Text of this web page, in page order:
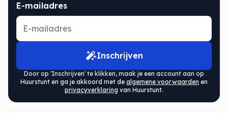
E-mailadres
Inschrijven
Door op 'Inschrijven' te klikken, maak je een account aan op
Huurstunt en ga je akkoord met de algemene voorwaarden en
privacyverklaring van Huurstunt.